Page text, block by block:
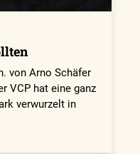
von Arno Schäfer
VCP hat eine ganz
verwurzelt in